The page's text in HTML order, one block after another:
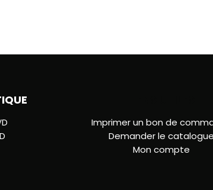
Imprimer un bon de
Demander le catalogue
Mon compte